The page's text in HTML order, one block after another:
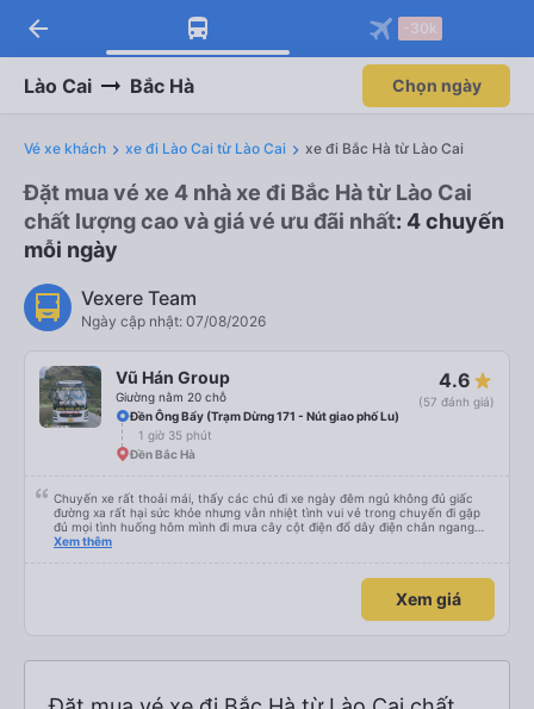
arrow_back -30k
Lào Cai Bắc Hà Chọn ngày
Vé xe khách xe đi Lào Cai từ Lào Cai xe đi Bắc Hà từ Lào Cai
Đặt mua vé xe 4 nhà xe đi Bắc Hà từ Lào Cai
chất lượng cao và giá vé ưu đãi nhất: 4 chuyến
mỗi ngày
Vexere Team
Ngày cập nhật: 07/08/2026
Vũ Hán Group
Giường nằm 20 chỗ
4.6
(57 đánh giá)
Đền Ông Bẩy (Trạm Dừng 171 - Nút giao phố Lu)
1 giờ 35 phút
Đền Bắc Hà
Chuyến xe rất thoải mái, thấy các chú đi xe ngày đêm ngủ không đủ giấc
đường xa rất hại sức khỏe nhưng vẫn nhiệt tình vui vẻ trong chuyến đi gặp
đủ mọi tình huống hôm mình đi mưa cây cột điện đổ dây điện chắn ngang
thấy mấy chú tài cùng nhau dựng tạm cho xe qua mà thấy nghề này khổ
Xem thêm
Xem giá